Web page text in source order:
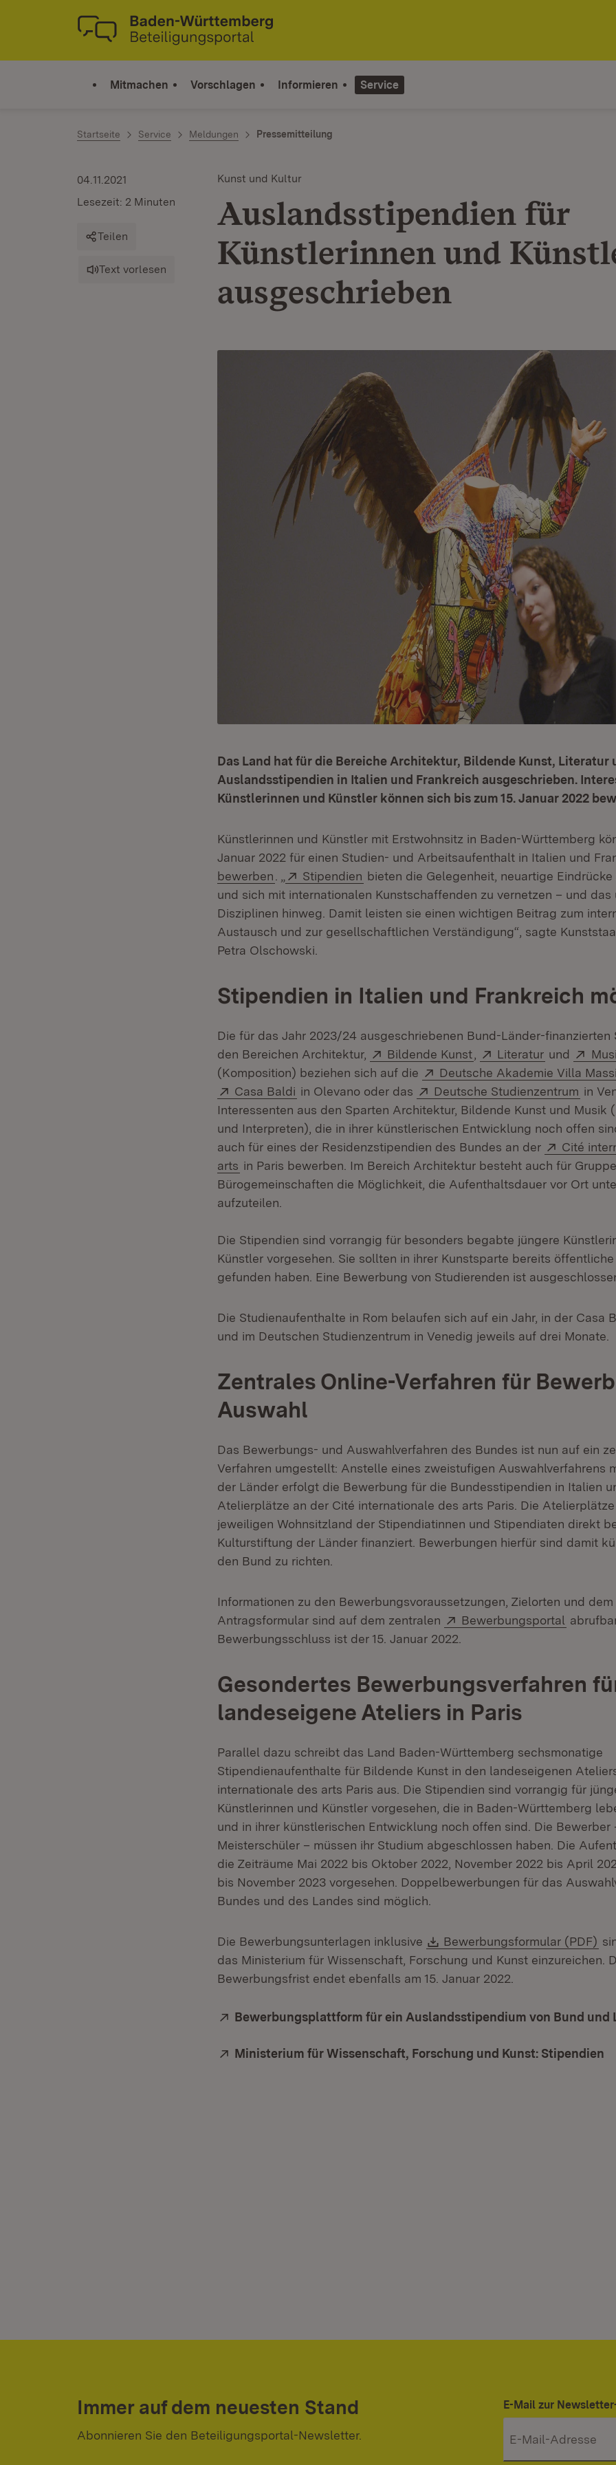
Zum Inhalt springen
Link zur Startseite
Mitmachen Vorschlagen Informieren Service
Startseite Service Meldungen Pressemitteilung
Kunst und Kultur
Auslandsstipendien für
Künstlerinnen und
ausgeschrieben
04.11.2021
Lesezeit: 2 Minuten
Teilen
Text vorlesen
Das Land hat für die Bereiche Architektur, Bildende Kunst, Literatur
Auslandsstipendien in Italien und Frankreich ausgeschrieben.
Künstlerinnen und Künstler können sich bis zum 15. Januar 2022
Künstlerinnen und Künstler mit Erstwohnsitz in Baden-Württemberg
Januar 2022 für einen Studien- und Arbeitsaufenthalt in Italien und
bewerben (Öffnet in neuem Fenster)
Extern:
Stipendien (Öffnet in neuem Fenster)
bieten die Gelegenheit, neuartige Eindrücke
und sich mit internationalen Kunstschaffenden zu vernetzen – und das
Disziplinen hinweg. Damit leisten sie einen wichtigen Beitrag zum
Austausch und zur gesellschaftlichen Verständigung“, sagte
Petra Olschowski.
Stipendien in Italien und Frankreich
Die für das Jahr 2023/24 ausgeschriebenen Bund-Länder-finanzierten
den Bereichen Architektur,
Extern:
Bildende Kunst (Öffnet in neuem Fenster)
Extern:
Literatur (Öffnet in
und
(Komposition) beziehen sich auf die
Extern:
Deutsche Akademie Villa
Extern:
Casa Baldi (Öffnet in neuem Fenster)
in Olevano oder das Extern:
Deutsche Studienzentrum in
Interessenten aus den Sparten Architektur, Bildende Kunst und Musik
und Interpreten), die in ihrer künstlerischen Entwicklung noch offen
auch für eines der Residenzstipendien des Bundes an der
Extern:
Cité
arts (Öffnet in neuem Fenster)
in Paris bewerben. Im Bereich Architektur besteht auch für
Bürogemeinschaften die Möglichkeit, die Aufenthaltsdauer vor Ort
aufzuteilen.
Die Stipendien sind vorrangig für besonders begabte jüngere
Künstler vorgesehen. Sie sollten in ihrer Kunstsparte bereits
gefunden haben. Eine Bewerbung von Studierenden ist
Die Studienaufenthalte in Rom belaufen sich auf ein Jahr, in der Casa
und im Deutschen Studienzentrum in Venedig jeweils auf drei Monate.
Zentrales Online-Verfahren für
Auswahl
Das Bewerbungs- und Auswahlverfahren des Bundes ist nun auf ein
Verfahren umgestellt: Anstelle eines zweistufigen Auswahlverfahrens
der Länder erfolgt die Bewerbung für die Bundesstipendien in Italien
Atelierplätze an der Cité internationale des arts Paris. Die
jeweiligen Wohnsitzland der Stipendiatinnen und Stipendiaten direkt
Kulturstiftung der Länder finanziert. Bewerbungen hierfür sind damit
den Bund zu richten.
Informationen zu den Bewerbungsvoraussetzungen, Zielorten und
Antragsformular sind auf dem zentralen
Extern:
Bewerbungsportal (Öffnet
Bewerbungsschluss ist der 15. Januar 2022.
Gesondertes Bewerbungsverfahren
landeseigene Ateliers in Paris
Parallel dazu schreibt das Land Baden-Württemberg sechsmonatige
Stipendienaufenthalte für Bildende Kunst in den landeseigenen
internationale des arts Paris aus. Die Stipendien sind vorrangig für
Künstlerinnen und Künstler vorgesehen, die in Baden-Württemberg
und in ihrer künstlerischen Entwicklung noch offen sind. Die Bewerber
Meisterschüler – müssen ihr Studium abgeschlossen haben. Die
die Zeiträume Mai 2022 bis Oktober 2022, November 2022 bis April
bis November 2023 vorgesehen. Doppelbewerbungen für das
Bundes und des Landes sind möglich.
Die Bewerbungsunterlagen inklusive Download:
Bewerbungsformular (PDF)
das Ministerium für Wissenschaft, Forschung und Kunst einzureichen.
Bewerbungsfrist endet ebenfalls am 15. Januar 2022.
Extern:
Bewerbungsplattform für ein Auslandsstipendium von Bund und
Extern:
Ministerium für Wissenschaft, Forschung und Kunst: Stipendien
Immer auf dem neuesten Stand
Abonnieren Sie den Beteiligungsportal-Newsletter.
E-Mail zur